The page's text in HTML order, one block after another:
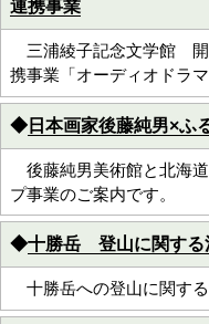
連携事業
三浦綾子記念文学館 開
携事業「オーディオドラ
◆ 日本画家後藤純男×ふ
後藤純男美術館と北海
プ事業のご案内です。
◆十勝岳 登山に関する
十勝岳への登山に関す